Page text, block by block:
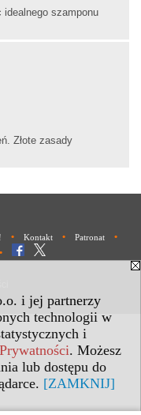
i jej partnerzy
technologii w
i
. Możesz
lub dostępu do
[ZAMKNIJ]
idealnego szamponu
Złote zasady
• Kontakt • Patronat •
•